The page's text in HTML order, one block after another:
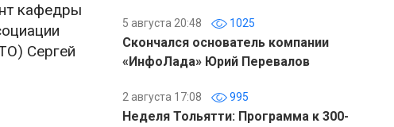
кафедры
Сергей
5 августа 20:48 1025
Скончался основатель компании
«ИнфоЛада» Юрий Перевалов
2 августа 17:08 995
Неделя Тольятти: Программа к 300-